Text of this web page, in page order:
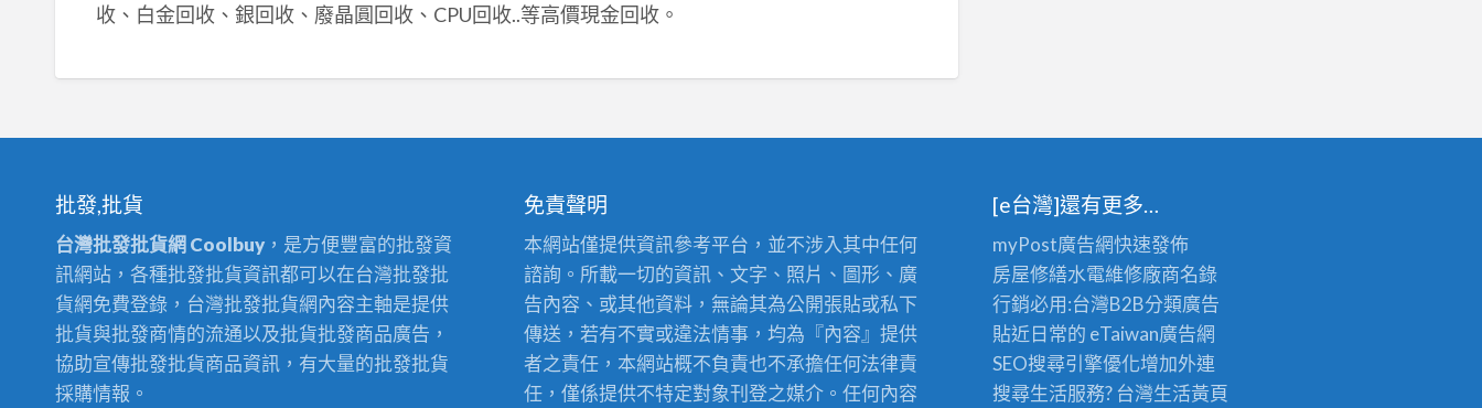
收、白金回收、銀回收、廢晶圓回收、CPU回收..等高價現金回收。
批發,批貨
台灣批發批貨網 Coolbuy ，是方便豐富的批發資
訊網站，各種批發批貨資訊都可以在台灣批發批
貨網免費登錄，台灣批發批貨網內容主軸是提供
批貨與批發商情的流通以及批貨批發商品廣告，
協助宣傳批發批貨商品資訊，有大量的批發批貨
採購情報。
免責聲明
本網站僅提供資訊參考平台，並不涉入其中任何
諮詢。所載一切的資訊、文字、照片、圖形、廣
告內容、或其他資料，無論其為公開張貼或私下
傳送，若有不實或違法情事，均為『內容』提供
者之責任，本網站概不負責也不承擔任何法律責
任，僅係提供不特定對象刊登之媒介。任何內容
[e台灣]還有更多…
myPost廣告網快速發佈
房屋修繕水電維修廠商名錄
行銷必用:台灣B2B分類廣告
貼近日常的 eTaiwan廣告網
SEO搜尋引擎優化增加外連
搜尋生活服務? 台灣生活黃頁